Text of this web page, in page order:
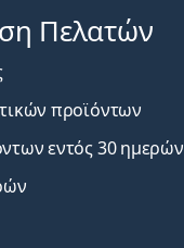
Πελατών
προϊόντων
εντός 30 ημερών